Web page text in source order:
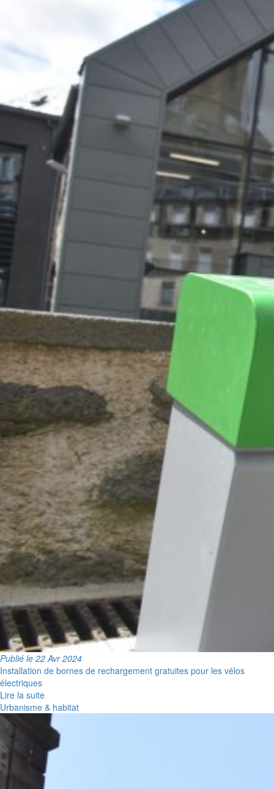
Publié le 22 Avr 2024
Installation de bornes de rechargement gratuites pour les vélos
électriques
Lire la suite
Urbanisme & habitat